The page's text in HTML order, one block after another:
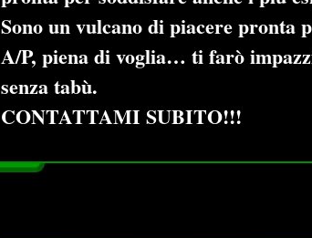
Sono un vulcano di piacere pronta
A/P, piena di voglia… ti farò
senza tabù.
CONTATTAMI SUBITO!!!